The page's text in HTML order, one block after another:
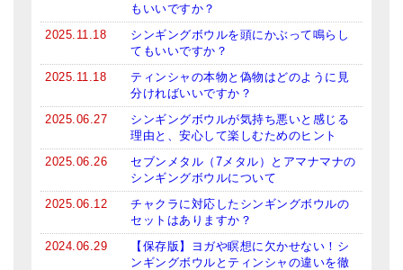
もいいですか？
2025.11.18
シンギングボウルを頭にかぶって鳴らし
てもいいですか？
2025.11.18
ティンシャの本物と偽物はどのように見
分ければいいですか？
2025.06.27
シンギングボウルが気持ち悪いと感じる
理由と、安心して楽しむためのヒント
2025.06.26
セブンメタル（7メタル）とアマナマナの
シンギングボウルについて
2025.06.12
チャクラに対応したシンギングボウルの
セットはありますか？
2024.06.29
【保存版】ヨガや瞑想に欠かせない！シ
ンギングボウルとティンシャの違いを徹